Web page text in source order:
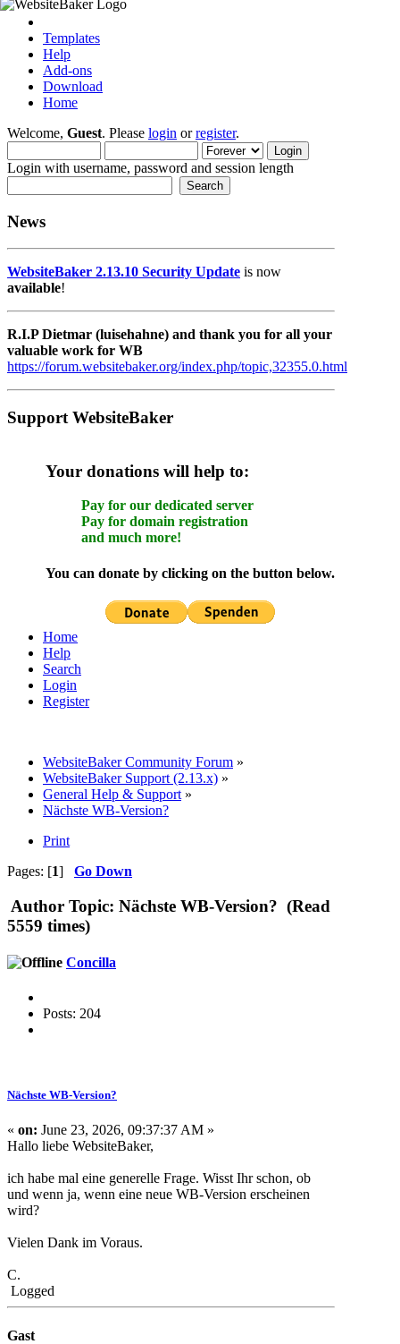
Templates
Help
Add-ons
Download
Home
Welcome, Guest. Please login orregister.
Login with username, password and session length
News
WebsiteBaker 2.13.10 Security Update is now
available!
R.I.P Dietmar (luisehahne) and thank you for all your
valuable work for WB
https://forum.websitebaker.org/index.php/topic,32355.0.html
Support WebsiteBaker
Your donations will help to:
Pay for our dedicated server
Pay for domain registration
and much more!
You can donate by clicking on the button below.
Home
Help
Search
Login
Register
WebsiteBaker Community Forum »
WebsiteBaker Support (2.13.x) »
General Help & Support »
Nächste WB-Version?
Print
Pages: [1] Go Down
Author Topic: Nächste WB-Version? (Read
5559 times)
Concilla
Posts: 204
Nächste WB-Version?
« on: June 23, 2026, 09:37:37 AM »
Hallo liebe WebsiteBaker,
ich habe mal eine generelle Frage. Wisst Ihr schon, ob
und wenn ja, wenn eine neue WB-Version erscheinen
wird?
Vielen Dank im Voraus.
C.
Logged
Gast